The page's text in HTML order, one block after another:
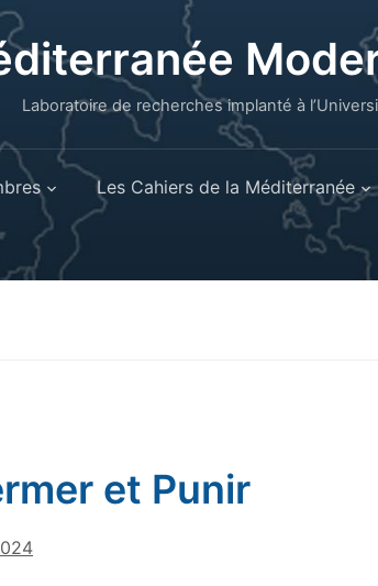
Laboratoire de recherches implanté à
Les Cahiers de la Méditerranée
et Punir